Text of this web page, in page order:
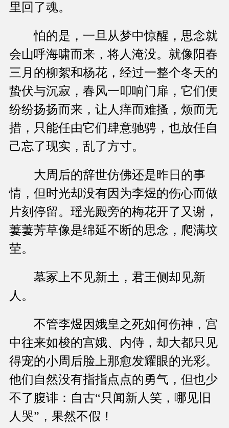
里回了魂。
怕的是，一旦从梦中惊醒，思念就
会山呼海啸而来，将人淹没。就像阳春
三月的柳絮和杨花，经过一整个冬天的
蛰伏与沉寂，春风一叩响门扉，它们便
纷纷扬扬而来，让人痒而难搔，烦而无
措，只能任由它们肆意驰骋，也放任自
己忘了现实，乱了方寸。
大周后的辞世仿佛还是昨日的事
情，但时光却没有因为李煜的伤心而做
片刻停留。瑶光殿旁的梅花开了又谢，
萋萋芳草像是绵延不断的思念，爬满坟
茔。
墓冢上不见新土，君王侧却见新
人。
不管李煜因娥皇之死如何伤神，宫
中往来如梭的宫娥、内侍，却大都只见
得宠的小周后脸上那愈发耀眼的光彩。
他们自然没有指指点点的勇气，但也少
不了腹诽：自古“只闻新人笑，哪见旧
人哭”，果然不假！